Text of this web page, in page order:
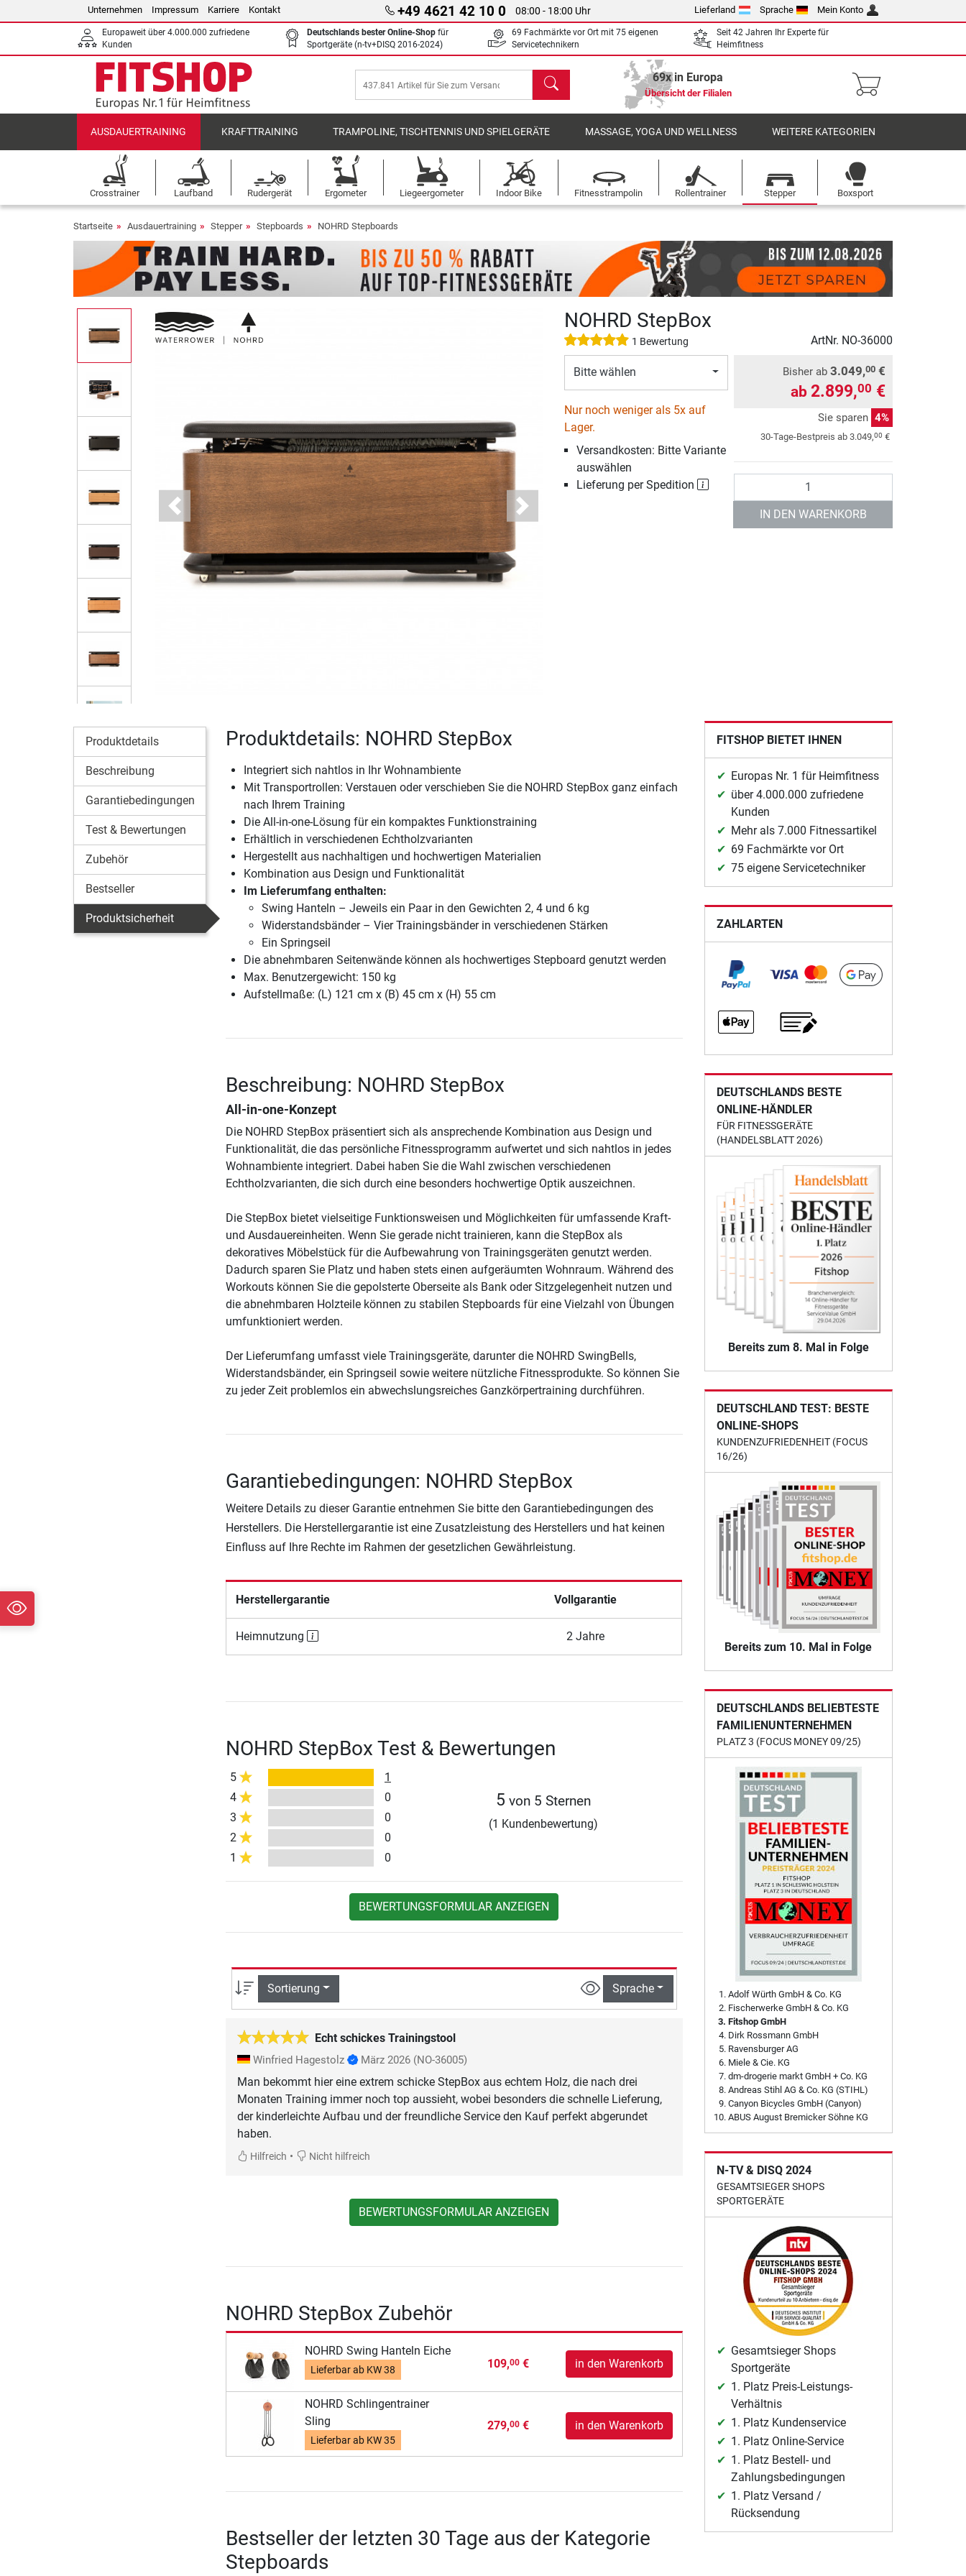
Unternehmen Impressum Karriere Kontakt +49 4621 42 10 0 08:00 - 18:00 Uhr Lieferland Sprache Mein Konto
Europaweit über 4.000.000 zufriedene
Kunden
Deutschlands bester Online-Shop für
Sportgeräte (n-tv+DISQ 2016-2024)
69 Fachmärkte vor Ort mit 75 eigenen
Servicetechnikern
Seit 42 Jahren Ihr Experte für
Heimfitness
Suchen 69x in Europa
Übersicht der Filialen
AUSDAUERTRAINING KRAFTTRAINING TRAMPOLINE, TISCHTENNIS UND SPIELGERÄTE MASSAGE, YOGA UND WELLNESS WEITERE KATEGORIEN
Crosstrainer Laufband Rudergerät Ergometer Liegeergometer Indoor Bike Fitnesstrampolin Rollentrainer Stepper Boxsport
Startseite Ausdauertraining Stepper Stepboards NOHRD Stepboards
Previous Next
NOHRD StepBox
1 Bewertung ArtNr. NO-36000
Bitte wählen
Nur noch weniger als 5x auf
Lager.
Versandkosten: Bitte Variante
auswählen
Lieferung per Spedition
Bisher ab 3.049,00 €
ab 2.899,00 €
Sie sparen 4%
30-Tage-Bestpreis ab 3.049,00 €
IN DEN WARENKORB
Produktdetails
Beschreibung
Garantiebedingungen
Test & Bewertungen
Zubehör
Bestseller
Produktsicherheit
Produktdetails: NOHRD StepBox
Integriert sich nahtlos in Ihr Wohnambiente
Mit Transportrollen: Verstauen oder verschieben Sie die NOHRD StepBox ganz einfach
nach Ihrem Training
Die All-in-one-Lösung für ein kompaktes Funktionstraining
Erhältlich in verschiedenen Echtholzvarianten
Hergestellt aus nachhaltigen und hochwertigen Materialien
Kombination aus Design und Funktionalität
Im Lieferumfang enthalten:
Swing Hanteln – Jeweils ein Paar in den Gewichten 2, 4 und 6 kg
Widerstandsbänder – Vier Trainingsbänder in verschiedenen Stärken
Ein Springseil
Die abnehmbaren Seitenwände können als hochwertiges Stepboard genutzt werden
Max. Benutzergewicht: 150 kg
Aufstellmaße: (L) 121 cm x (B) 45 cm x (H) 55 cm
Beschreibung: NOHRD StepBox
All-in-one-Konzept
Die NOHRD StepBox präsentiert sich als ansprechende Kombination aus Design und
Funktionalität, die das persönliche Fitnessprogramm aufwertet und sich nahtlos in jedes
Wohnambiente integriert. Dabei haben Sie die Wahl zwischen verschiedenen
Echtholzvarianten, die sich durch eine besonders hochwertige Optik auszeichnen.
Die StepBox bietet vielseitige Funktionsweisen und Möglichkeiten für umfassende Kraft-
und Ausdauereinheiten. Wenn Sie gerade nicht trainieren, kann die StepBox als
dekoratives Möbelstück für die Aufbewahrung von Trainingsgeräten genutzt werden.
Dadurch sparen Sie Platz und haben stets einen aufgeräumten Wohnraum. Während des
Workouts können Sie die gepolsterte Oberseite als Bank oder Sitzgelegenheit nutzen und
die abnehmbaren Holzteile können zu stabilen Stepboards für eine Vielzahl von Übungen
umfunktioniert werden.
Der Lieferumfang umfasst viele Trainingsgeräte, darunter die NOHRD SwingBells,
Widerstandsbänder, ein Springseil sowie weitere nützliche Fitnessprodukte. So können Sie
zu jeder Zeit problemlos ein abwechslungsreiches Ganzkörpertraining durchführen.
Garantiebedingungen: NOHRD StepBox
Weitere Details zu dieser Garantie entnehmen Sie bitte den Garantiebedingungen des
Herstellers. Die Herstellergarantie ist eine Zusatzleistung des Herstellers und hat keinen
Einfluss auf Ihre Rechte im Rahmen der gesetzlichen Gewährleistung.
Herstellergarantie Vollgarantie
Heimnutzung 2 Jahre
NOHRD StepBox Test & Bewertungen
5
1
4
0
3
0
2
0
1
0
5 von 5 Sternen
(1 Kundenbewertung)
BEWERTUNGSFORMULAR ANZEIGEN
Sortierung Sprache
Echt schickes Trainingstool
Winfried Hagestolz März 2026 (NO-36005)
Man bekommt hier eine extrem schicke StepBox aus echtem Holz, die nach drei
Monaten Training immer noch top aussieht, wobei besonders die schnelle Lieferung,
der kinderleichte Aufbau und der freundliche Service den Kauf perfekt abgerundet
haben.
Hilfreich • Nicht hilfreich
BEWERTUNGSFORMULAR ANZEIGEN
NOHRD StepBox Zubehör
NOHRD Swing Hanteln Eiche
Lieferbar ab KW 38 109,00€ in den Warenkorb
NOHRD Schlingentrainer
Sling
Lieferbar ab KW 35
279,00€ in den Warenkorb
Bestseller der letzten 30 Tage aus der Kategorie
Stepboards
FITSHOP BIETET IHNEN
Europas Nr. 1 für Heimfitness
über 4.000.000 zufriedene
Kunden
Mehr als 7.000 Fitnessartikel
69 Fachmärkte vor Ort
75 eigene Servicetechniker
ZAHLARTEN
DEUTSCHLANDS BESTE
ONLINE-HÄNDLER
FÜR FITNESSGERÄTE
(HANDELSBLATT 2026)
Bereits zum 8. Mal in Folge
DEUTSCHLAND TEST: BESTE
ONLINE-SHOPS
KUNDENZUFRIEDENHEIT (FOCUS
16/26)
Bereits zum 10. Mal in Folge
DEUTSCHLANDS BELIEBTESTE
FAMILIENUNTERNEHMEN
PLATZ 3 (FOCUS MONEY 09/25)
Adolf Würth GmbH & Co. KG
Fischerwerke GmbH & Co. KG
Fitshop GmbH
Dirk Rossmann GmbH
Ravensburger AG
Miele & Cie. KG
dm-drogerie markt GmbH + Co. KG
Andreas Stihl AG & Co. KG (STIHL)
Canyon Bicycles GmbH (Canyon)
ABUS August Bremicker Söhne KG
N-TV & DISQ 2024
GESAMTSIEGER SHOPS
SPORTGERÄTE
Gesamtsieger Shops
Sportgeräte
1. Platz Preis-Leistungs-
Verhältnis
1. Platz Kundenservice
1. Platz Online-Service
1. Platz Bestell- und
Zahlungsbedingungen
1. Platz Versand /
Rücksendung